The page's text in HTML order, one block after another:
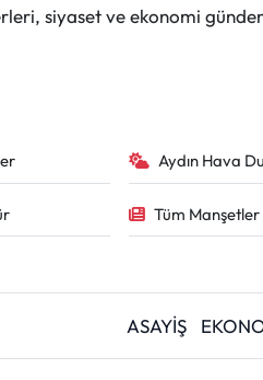
siyaset ve ekonomi
Aydın Hava
Tüm Manşetler
ASAYİŞ